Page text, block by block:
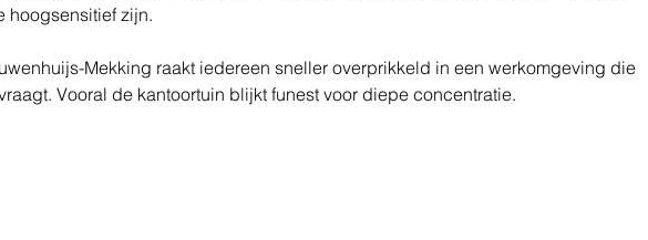
hoogsensitief zijn.
Mekking raakt iedereen sneller overprikkeld in een werkomgeving die
Vooral de kantoortuin blijkt funest voor diepe concentratie.